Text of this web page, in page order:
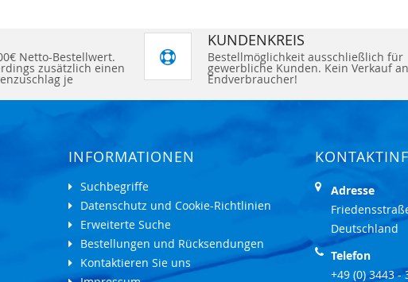
Netto-Bestellwert.
zusätzlich einen
je
KUNDENKREIS
Bestellmöglichkeit ausschließlich für
gewerbliche Kunden. Kein Verkauf
Endverbraucher!
INFORMATIONEN
Suchbegriffe
Datenschutz und Cookie-Richtlinien
Erweiterte Suche
Bestellungen und Rücksendungen
Kontaktieren Sie uns
Adresse
Deutschland
Telefon
+49 (0) 3443 -